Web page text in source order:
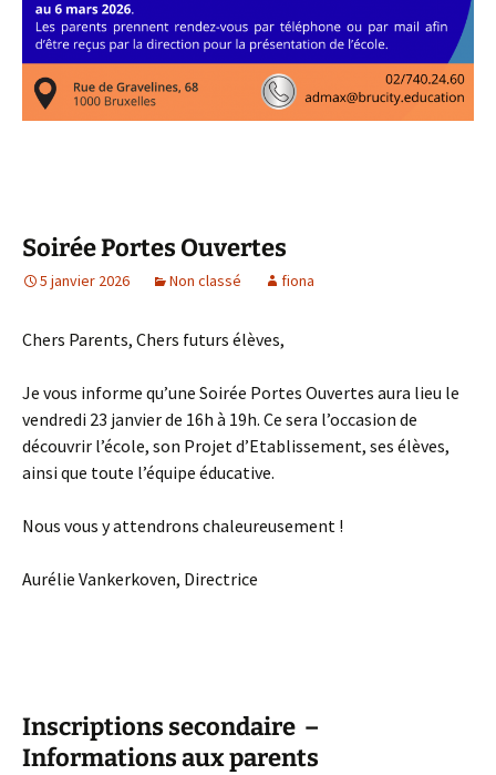
Soirée Portes Ouvertes
5 janvier 2026 Non classé fiona
Chers Parents, Chers futurs élèves,
Je vous informe qu’une Soirée Portes Ouvertes aura lieu le
vendredi 23 janvier de 16h à 19h. Ce sera l’occasion de
découvrir l’école, son Projet d’Etablissement, ses élèves,
ainsi que toute l’équipe éducative.
Nous vous y attendrons chaleureusement !
Aurélie Vankerkoven, Directrice
Inscriptions secondaire –
Informations aux parents